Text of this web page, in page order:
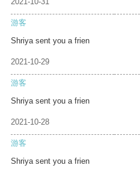
游客
Shriya sent you a frien
2021-10-29
游客
Shriya sent you a frien
2021-10-28
游客
Shriya sent you a frien